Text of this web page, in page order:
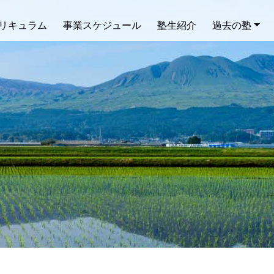
キュラム 事業スケジュール 塾生紹介 過去の塾